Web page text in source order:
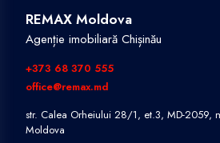
REMAX Moldova
Agenție imobiliară Chișinău
+373 68 370 555
office@remax.md
str. Calea Orheiului 28/1, et.3, MD-2059,
Moldova